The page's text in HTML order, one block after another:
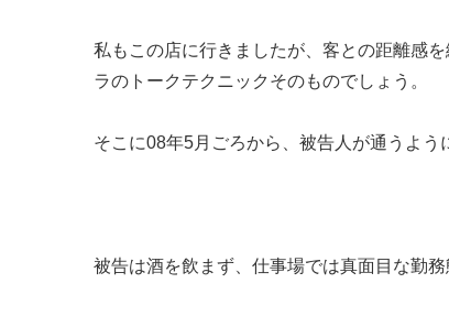
私もこの店に行きましたが、客との距離感
ラのトークテクニックそのものでしょう。
そこに08年5月ごろから、被告人が通うよう
被告は酒を飲まず、仕事場では真面目な勤務